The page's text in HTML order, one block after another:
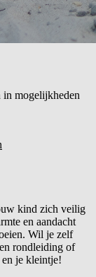
in mogelijkheden
kind zich veilig
en aandacht
Wil je zelf
rondleiding of
je kleintje!